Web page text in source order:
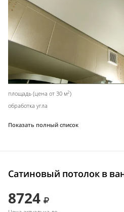
площадь (цена от 30 м2)
обработка угла
Показать полный список
Сатиновый потолок в
8724